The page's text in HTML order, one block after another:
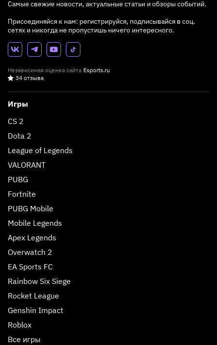
Самые свежие новости, актуальные статьи и обзоры событий.
Присоединяйся к нам: регистрируйся, подписывайся в соц.
сетях и никогда не пропустишь ничего интересного.
Независимая оценка сайта Esports.ru
34 отзыва
Игры
CS 2
Dota 2
League of Legends
VALORANT
PUBG
Fortnite
PUBG Mobile
Mobile Legends
Apex Legends
Overwatch 2
EA Sports FC
Rainbow Six Siege
Rocket League
Genshin Impact
Roblox
Все игры